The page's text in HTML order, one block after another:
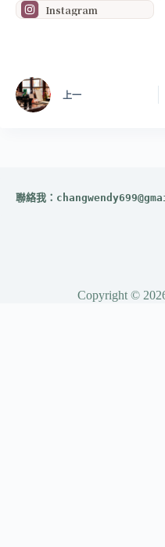
Instagram
上一
聯絡我：
Copyright ©